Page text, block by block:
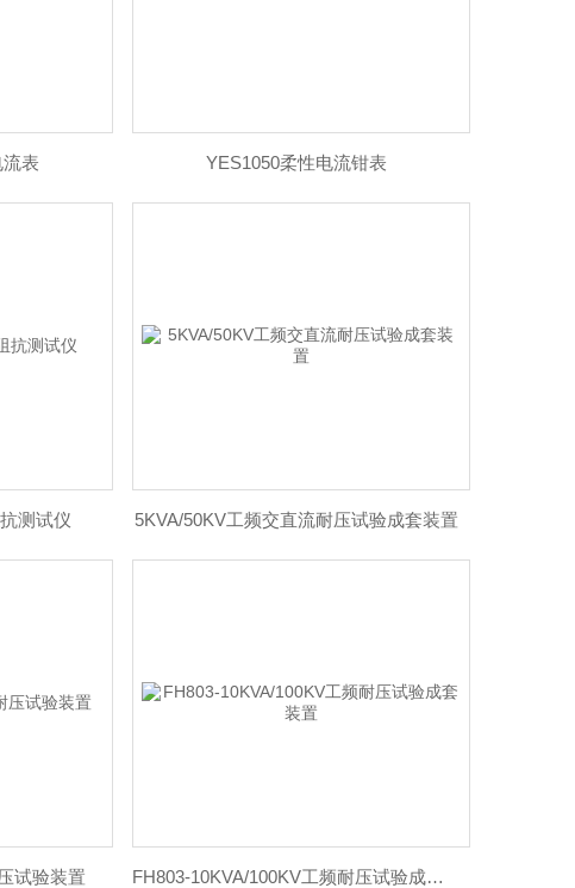
表 YES1050柔性电流钳表
测试仪 5KVA/50KV工频交直流耐压试验成套装置
试验装置 FH803-10KVA/100KV工频耐压试验成套装置